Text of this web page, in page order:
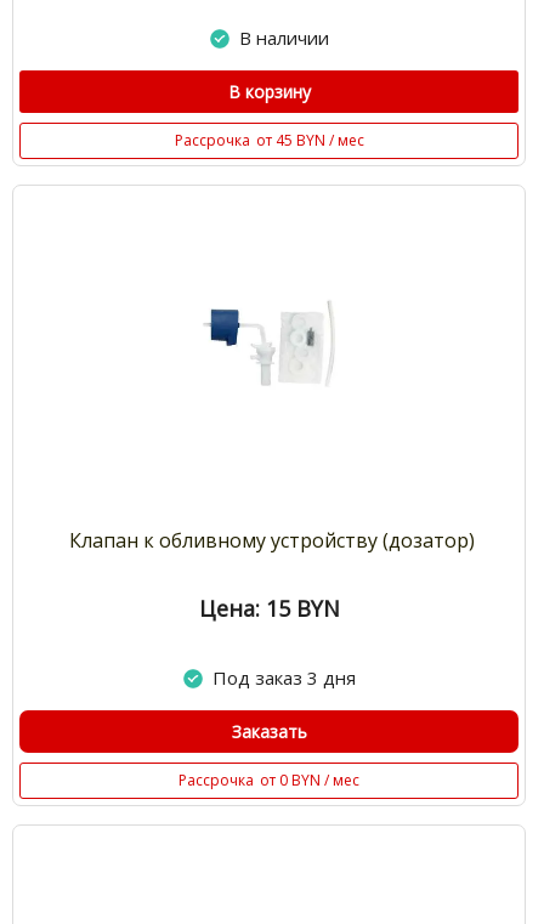
В наличии
В корзину
Рассрочка от 45 BYN / мес
Клапан к обливному устройству (дозатор)
Цена: 15 BYN
Под заказ 3 дня
Заказать
Рассрочка от 0 BYN / мес